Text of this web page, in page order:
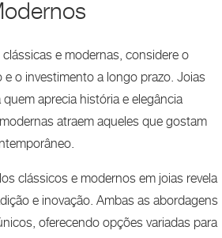
clássicas e modernas, considere o
o investimento a longo prazo. Joias
aprecia história e elegância
atraem aqueles que gostam
clássicos e modernos em joias revela
e inovação. Ambas as abordagens
oferecendo opções variadas para